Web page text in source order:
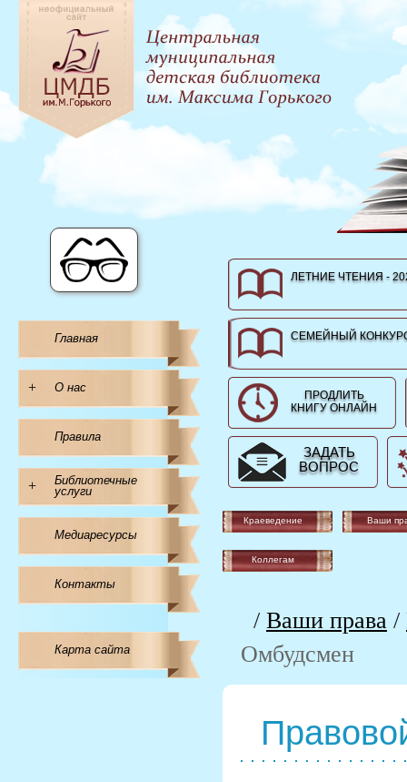
Главная
+ О нас
Правила
+
Библиотечные
услуги
Медиаресурсы
Контакты
Карта сайта
ЛЕТНИЕ ЧТЕНИЯ -
СЕМЕЙНЫЙ
ПРОДЛИТЬ
КНИГУ ОНЛАЙН
ЗАДАТЬ
ВОПРОС
Краеведение Ваши
Коллегам
/ Ваши права /
Омбудсмен